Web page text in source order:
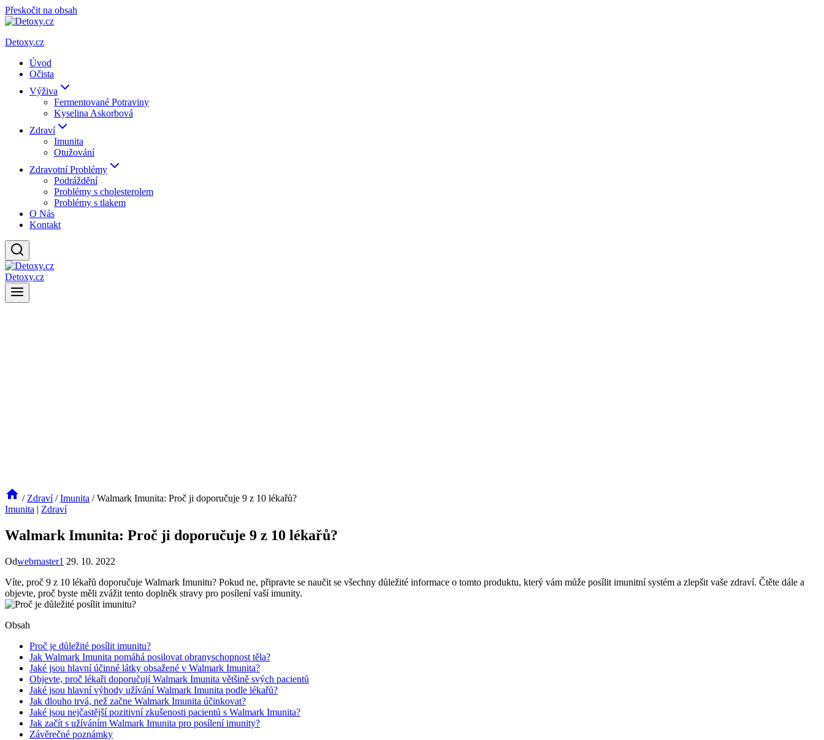
Přeskočit na obsah
Detoxy.cz
Úvod
Očista
Výživa
Fermentované Potraviny
Kyselina Askorbová
Zdraví
Imunita
Otužování
Zdravotní Problémy
Podráždění
Problémy s cholesterolem
Problémy s tlakem
O Nás
Kontakt
Detoxy.cz
/ Zdraví / Imunita / Walmark Imunita: Proč ji doporučuje 9 z 10 lékařů?
Imunita | Zdraví
Walmark Imunita: Proč ji doporučuje 9 z 10 lékařů?
Odwebmaster1 29. 10. 2022
Víte, proč 9 z 10 lékařů doporučuje Walmark Imunitu? Pokud ne, připravte se naučit se všechny důležité informace o tomto produktu, který vám může posílit imunitní systém a zlepšit vaše zdraví. Čtěte dále a
objevte, proč byste měli zvážit tento doplněk stravy pro posílení vaší imunity.
Obsah
Proč je důležité posílit imunitu?
Jak Walmark Imunita pomáhá posilovat obranyschopnost těla?
Jaké jsou hlavní účinné látky obsažené v Walmark Imunita?
Objevte, proč lékaři doporučují Walmark Imunita většině svých pacientů
Jaké jsou hlavní výhody užívání Walmark Imunita podle lékařů?
Jak dlouho trvá, než začne Walmark Imunita účinkovat?
Jaké jsou nejčastější pozitivní zkušenosti pacientů s Walmark Imunita?
Jak začít s užíváním Walmark Imunita pro posílení imunity?
Závěrečné poznámky